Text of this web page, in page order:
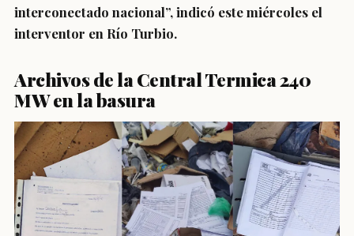
interconectado nacional”, indicó este miércoles el
interventor en Río Turbio.
Archivos de la Central Termica 240
MW en la basura